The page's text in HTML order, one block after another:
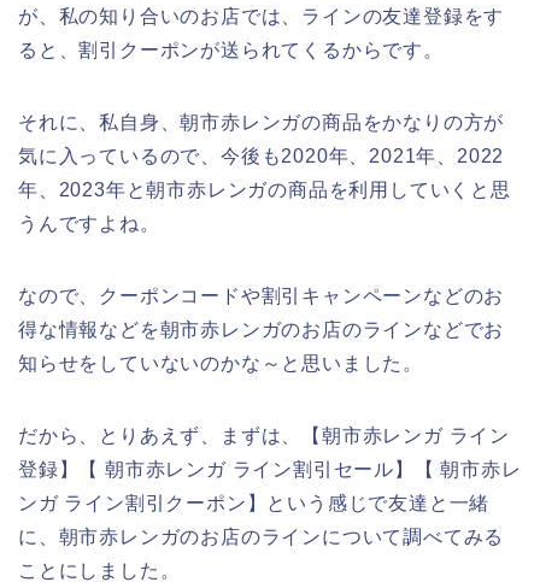
が、私の知り合いのお店では、ラインの友達登録をす
ると、割引クーポンが送られてくるからです。
それに、私自身、朝市赤レンガの商品をかなりの方が
気に入っているので、今後も2020年、2021年、2022
年、2023年と朝市赤レンガの商品を利用していくと思
うんですよね。
なので、クーポンコードや割引キャンペーンなどのお
得な情報などを朝市赤レンガのお店のラインなどでお
知らせをしていないのかな～と思いました。
だから、とりあえず、まずは、【朝市赤レンガ ライン
登録】【 朝市赤レンガ ライン割引セール】【 朝市赤レ
ンガ ライン割引クーポン】という感じで友達と一緒
に、朝市赤レンガのお店のラインについて調べてみる
ことにしました。